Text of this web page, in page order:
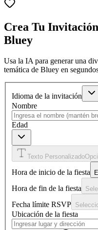
Crea Tu
Bluey
Usa la IA para generar una
temática de Bluey en
Idioma de la invitación
Nombre
Edad
Texto Personalizado
Hora de inicio de la fiesta
Hora de fin de la fiesta
Fecha límite RSVP
Ubicación de la fiesta